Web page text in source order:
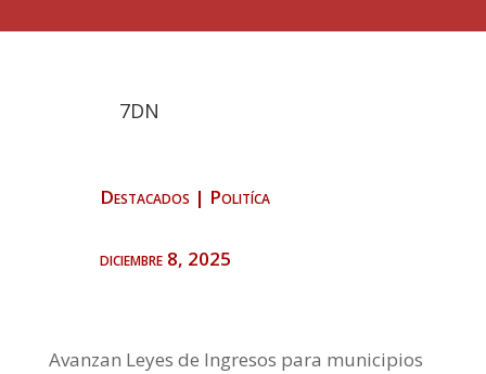
7DN
Destacados | Politíca
diciembre 8, 2025
Avanzan Leyes de Ingresos para municipios